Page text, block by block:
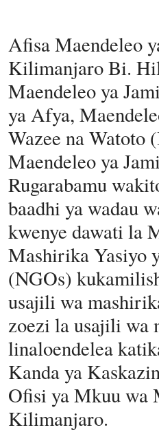
Afisa Maendeleo
Kilimanjaro Bi.
Maendeleo ya
ya Afya,
Wazee na Watoto
Maendeleo ya
Rugarabamu
baadhi ya wadau
kwenye dawati la
Mashirika Yasiyo
(NGOs)
usajili wa
zoezi la usajili wa
linaloendelea
Kanda ya
Ofisi ya Mkuu wa
Kilimanjaro.